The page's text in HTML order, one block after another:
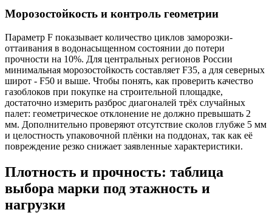
Морозостойкость и контроль геометрии
Параметр F показывает количество циклов заморозки-
оттаивания в водонасыщенном состоянии до потери
прочности на 10%. Для центральных регионов России
минимальная морозостойкость составляет F35, а для северных
широт - F50 и выше. Чтобы понять, как проверить качество
газоблоков при покупке на строительной площадке,
достаточно измерить разброс диагоналей трёх случайных
палет: геометрическое отклонение не должно превышать 2
мм. Дополнительно проверяют отсутствие сколов глубже 5 мм
и целостность упаковочной плёнки на поддонах, так как её
повреждение резко снижает заявленные характеристики.
Плотность и прочность: таблица
выбора марки под этажность и
нагрузки